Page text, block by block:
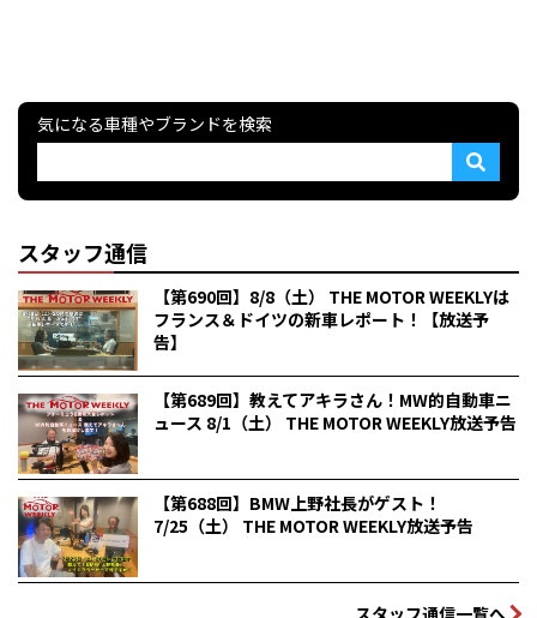
気になる車種やブランドを検索
スタッフ通信
【第690回】8/8（土） THE MOTOR WEEKLYは
フランス＆ドイツの新車レポート！【放送予
告】
【第689回】教えてアキラさん！MW的自動車ニ
ュース 8/1（土） THE MOTOR WEEKLY放送予告
【第688回】BMW上野社長がゲスト！
7/25（土） THE MOTOR WEEKLY放送予告
スタッフ通信一覧へ